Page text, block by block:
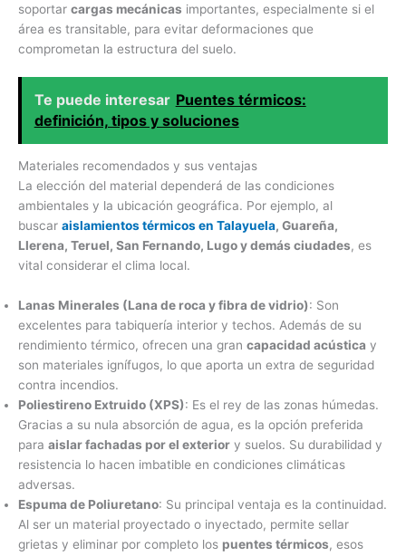
soportar cargas mecánicas importantes, especialmente si el
área es transitable, para evitar deformaciones que
comprometan la estructura del suelo.
Te puede interesar Puentes térmicos:
definición, tipos y soluciones
Materiales recomendados y sus ventajas
La elección del material dependerá de las condiciones
ambientales y la ubicación geográfica. Por ejemplo, al
buscar aislamientos térmicos en Talayuela, Guareña,
Llerena, Teruel, San Fernando, Lugo y demás ciudades, es
vital considerar el clima local.
Lanas Minerales (Lana de roca y fibra de vidrio): Son
excelentes para tabiquería interior y techos. Además de su
rendimiento térmico, ofrecen una gran capacidad acústica y
son materiales ignífugos, lo que aporta un extra de seguridad
contra incendios.
Poliestireno Extruido (XPS): Es el rey de las zonas húmedas.
Gracias a su nula absorción de agua, es la opción preferida
para aislar fachadas por el exterior y suelos. Su durabilidad y
resistencia lo hacen imbatible en condiciones climáticas
adversas.
Espuma de Poliuretano: Su principal ventaja es la continuidad.
Al ser un material proyectado o inyectado, permite sellar
grietas y eliminar por completo los puentes térmicos, esos